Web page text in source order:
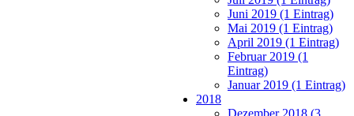
Juni 2019 (1 Eintrag)
Mai 2019 (1 Eintrag)
April 2019 (1 Eintrag)
Februar 2019 (1
Eintrag)
Januar 2019 (1 Eintrag)
2018